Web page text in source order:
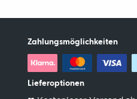
Zahlungsmöglichkeiten
Lieferoptionen